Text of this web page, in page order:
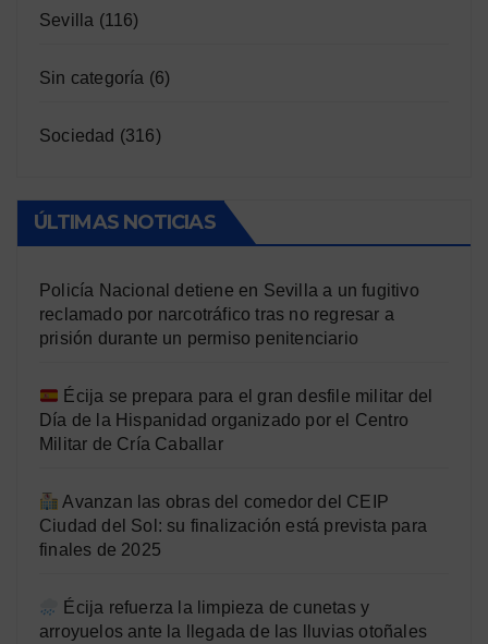
Sevilla (116)
Sin categoría (6)
Sociedad (316)
ÚLTIMAS NOTICIAS
Policía Nacional detiene en Sevilla a un fugitivo
reclamado por narcotráfico tras no regresar a
prisión durante un permiso penitenciario
Écija se prepara para el gran desfile militar del
Día de la Hispanidad organizado por el Centro
Militar de Cría Caballar
Avanzan las obras del comedor del CEIP
Ciudad del Sol: su finalización está prevista para
finales de 2025
Écija refuerza la limpieza de cunetas y
arroyuelos ante la llegada de las lluvias otoñales